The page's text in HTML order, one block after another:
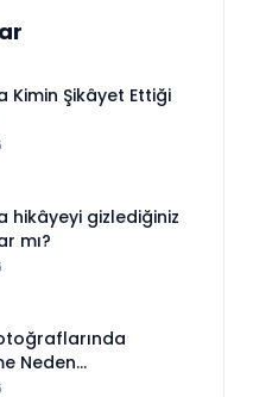
Kimin Şikâyet Ettiği
hikâyeyi gizlediğiniz
mı?
Neden